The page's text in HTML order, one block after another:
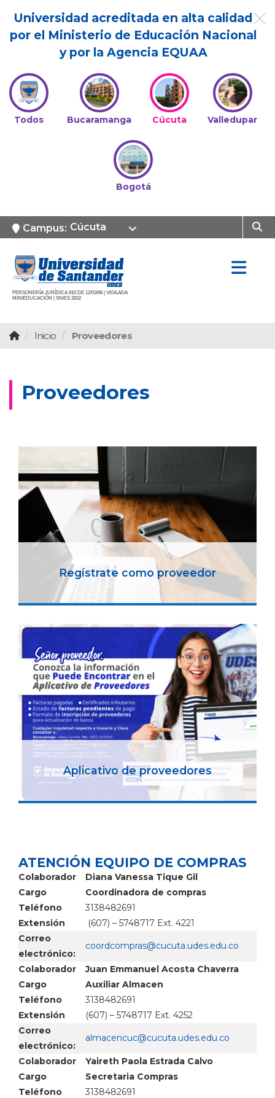
Universidad acreditada en alta calidad
por el Ministerio de Educación Nacional
y por la Agencia EQUAA
Todos Bucaramanga Cúcuta Valledupar
Bogotá
Campus: Cúcuta
PERSONERÍA JURÍDICA 810 DE 12/03/96 | VIGILADA
MINIEDUCACIÓN | SNIES 2832
Inicio Proveedores
Proveedores
Regístrate como proveedor
Aplicativo de proveedores
ATENCIÓN EQUIPO DE COMPRAS
Colaborador
Diana Vanessa Tique Gil
Cargo
Coordinadora de compras
Teléfono
3138482691
Extensión
(607) – 5748717 Ext. 4221
Correo
electrónico:
Colaborador
Juan Emmanuel Acosta Chaverra
Cargo
Auxiliar Almacen
Teléfono
3138482691
Extensión
(607) – 5748717 Ext. 4252
Correo
electrónico:
Colaborador
Yaireth Paola Estrada Calvo
Cargo
Secretaria Compras
Teléfono
3138482691